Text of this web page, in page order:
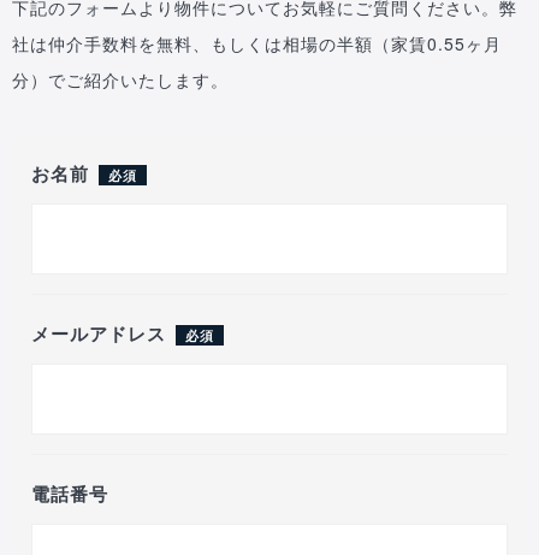
下記のフォームより物件についてお気軽にご質問ください。弊
社は仲介手数料を無料、もしくは相場の半額（家賃0.55ヶ月
分）でご紹介いたします。
お名前 必須
メールアドレス 必須
電話番号